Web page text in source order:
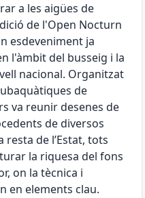
a les aigües de
de l'Open Nocturn
esdeveniment ja
l'àmbit del busseig i la
nacional. Organitzat
de
va reunir desenes de
de diversos
de l’Estat, tots
la riquesa del fons
on la tècnica i
en elements clau.